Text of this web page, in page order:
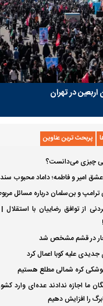
در تهران
پربحث ترین عناوین
چیزی می‌دانست؟
عشق امیر و فاطمه؛ داماد محبوب
و بن‌سلمان درباره مسائل
در قشم مشخص شد
علیه کوبا اعمال کرد
موشکی کره شمالی مطلع هستیم
ما اجازه ندادند عده‌ای وارد
را افزایش دهیم